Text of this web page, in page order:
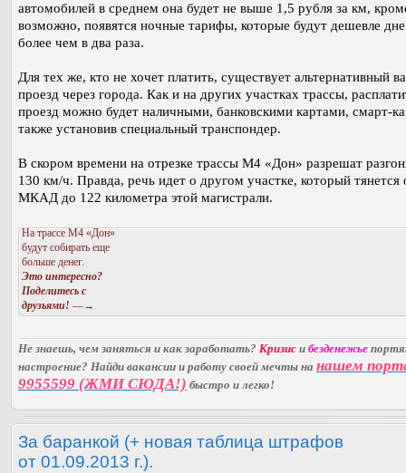
автомобилей в среднем она будет не выше 1,5 рубля за км,
возможно, появятся ночные тарифы, которые будут дешевле
более чем в два раза.
Для тех же, кто не хочет платить, существует альтернативный
проезд через города. Как и на других участках трассы,
проезд можно будет наличными, банковскими картами, смарт-
также установив специальный транспондер.
В скором времени на отрезке трассы М4 «Дон» разрешат
130 км/ч. Правда, речь идет о другом участке, который тянется
МКАД до 122 километра этой магистрали.
На трассе М4 «Дон»
будут собирать еще
больше денег.
Это интересно?
Поделитесь с
друзьями! —→
Не знаешь, чем заняться и как заработать? Кризис и безденежье
настроение? Найди вакансии и работу своей мечты на нашем
9955599 (ЖМИ СЮДА!) быстро и легко!
За баранкой (+ новая таблица штрафов
от 01.09.2013 г.).